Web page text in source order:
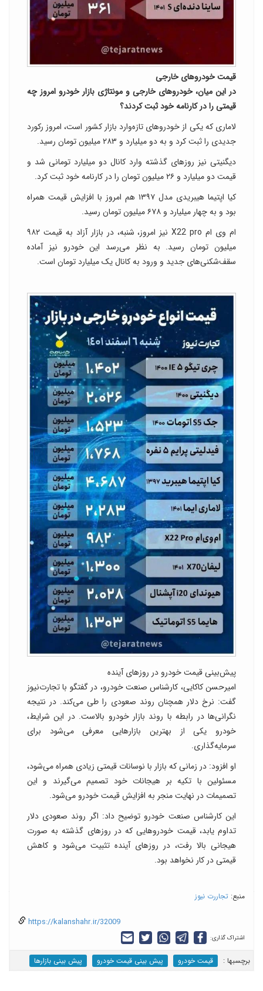
قیمت خودروهای خارجی
در این میان، خودروهای خارجی و مونتاژی بازار خودرو امروز چه
قیمتی را در کارنامه خود ثبت کردند؟
لاماری که یکی از خودروهای تازه‌وارد بازار کشور است، امروز رکورد
جدیدی را ثبت کرد و به دو میلیارد و ۲۸۳ میلیون تومان رسید.
دیگنیتی نیز روزهای گذشته وارد کانال دو میلیارد تومانی شد و
قیمت دو میلیارد و ۲۶ میلیون تومان را در کارنامه خود ثبت کرد.
کیا اپتیما هیبریدی مدل ۱۳۹۷ هم امروز با افزایش قیمت همراه
بود و به چهار میلیارد و ۶۷۸ میلیون تومان رسید.
ام وی ام X22 pro نیز امروز، شنبه، در بازار آزاد به قیمت ۹۸۲
میلیون تومان رسید. به نظر می‌رسد این خودرو نیز آماده
سقف‌شکنی‌های جدید و ورود به کانال یک میلیارد تومان است.
پیش‌بینی قیمت خودرو در روزهای آینده
امیرحسن کاکایی، کارشناس صنعت خودرو، در گفتگو با تجارت‌نیوز
گفت: نرخ دلار همچنان روند صعودی را طی می‌کند. در نتیجه
نگرانی‌ها در رابطه با روند بازار خودرو بالاست. در این شرایط،
خودرو یکی از بهترین بازارهایی معرفی می‌شود برای
سرمایه‌گذاری.
او افزود: در زمانی که بازار با نوسانات قیمتی زیادی همراه می‌شود،
مسئولین با تکیه بر هیجانات خود تصمیم می‌گیرند و این
تصمیمات در نهایت منجر به افزایش قیمت خودرو می‌شود.
این کارشناس صنعت خودرو توضیح داد: اگر روند صعودی دلار
تداوم یابد، قیمت خودروهایی که در روزهای گذشته به صورت
هیجانی بالا رفت، در روزهای آینده تثبیت می‌شود و کاهش
قیمتی در کار نخواهد بود.
منبع: تجاررت نیوز
https://kalanshahr.ir/32009
اشتراک گذاری:
برچسب‎ها : قیمت خودرو پیش بینی قیمت خودرو پیش بینی بازارها